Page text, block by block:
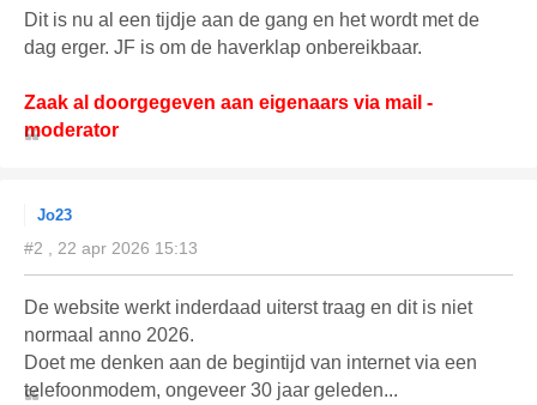
Dit is nu al een tijdje aan de gang en het wordt met de
dag erger. JF is om de haverklap onbereikbaar.
Zaak al doorgegeven aan eigenaars via mail -
moderator
Jo23
#2 , 22 apr 2026 15:13
De website werkt inderdaad uiterst traag en dit is niet
normaal anno 2026.
Doet me denken aan de begintijd van internet via een
telefoonmodem, ongeveer 30 jaar geleden...